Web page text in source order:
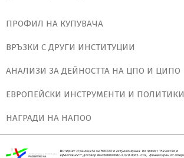
ПРОФИЛ НА КУПУВАЧА
ВРЪЗКИ С ДРУГИ ИНСТИТУЦИИ
АНАЛИЗИ ЗА ДЕЙНОСТТА НА ЦПО И ЦИПО
ЕВРОПЕЙСКИ ИНСТРУМЕНТИ И ПОЛИТИКИ
НАГРАДИ НА НАПОО